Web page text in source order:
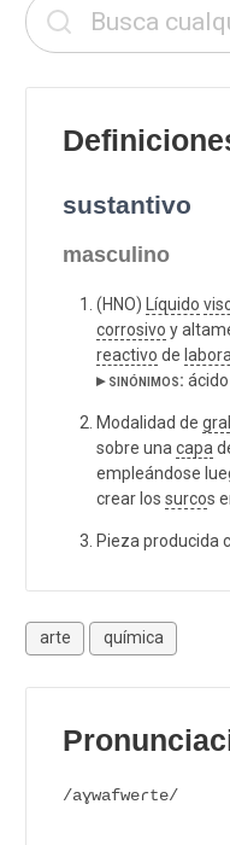
sustantivo
masculino
(HNO) Líquido
corrosivo y
reactivo de
▸ sinónimos:
Modalidad de
sobre una capa
empleándose
crear los surcos
Pieza producida
arte química
/aɣwafweɾte/